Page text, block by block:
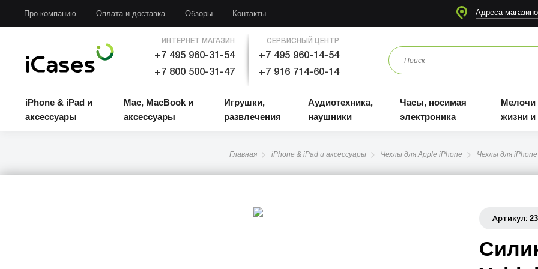
Про компанию Оплата и доставка Обзоры Контакты Адреса
ИНТЕРНЕТ МАГАЗИН
+7 495 960-31-54
+7 800 500-31-47
СЕРВИСНЫЙ ЦЕНТР
+7 495 960-14-54
+7 916 714-60-14
iPhone & iPad и
аксессуары
Mac, MacBook и
аксессуары
Игрушки,
развлечения
Аудиотехника,
наушники
Часы, носимая
электроника
Мелочи
жизни
Главная iPhone & iPad и аксессуары Чехлы для Apple iPhone Чехлы для
Артикул: